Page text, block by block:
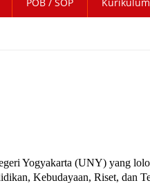
POB / SOP Kurikulum
Yogyakarta (UNY) yang
Kebudayaan, Riset, dan